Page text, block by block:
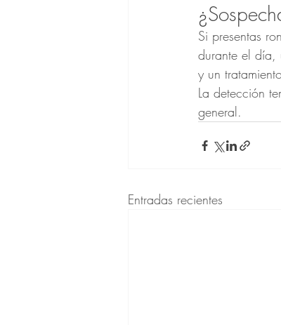
Si presentas
durante el día,
y un
La detección
general.
Entradas recientes